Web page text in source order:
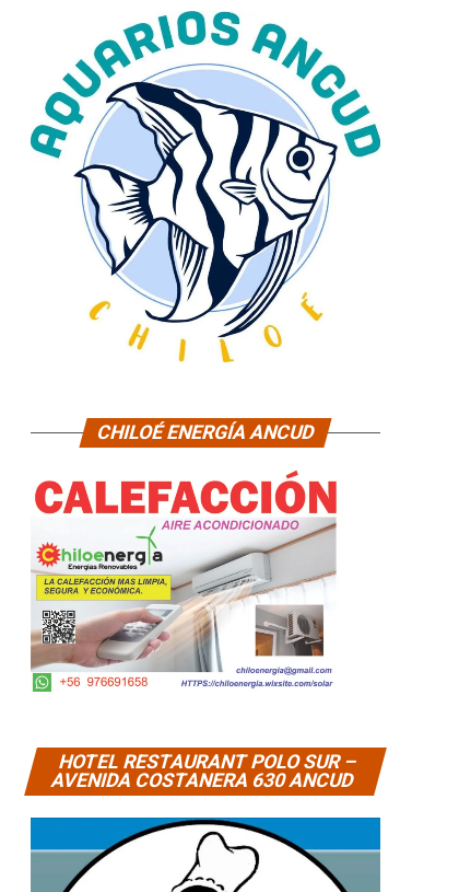
CHILOÉ ENERGÍA ANCUD
HOTEL RESTAURANT POLO SUR –
AVENIDA COSTANERA 630 ANCUD